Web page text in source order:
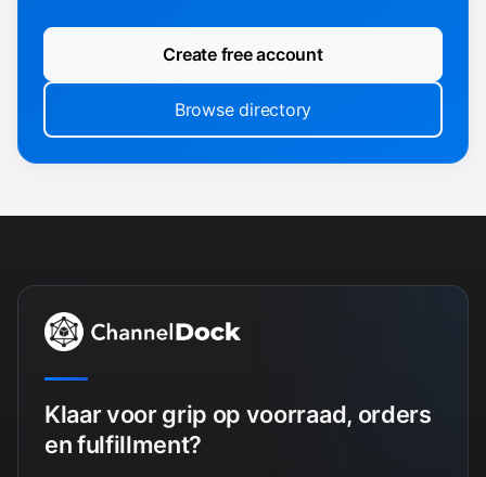
Create free account
Browse directory
Klaar voor grip op voorraad, orders
en fulfillment?